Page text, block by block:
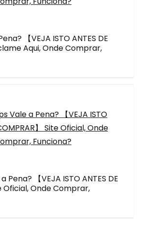
【VEJA ISTO ANTES DE
Aqui, Onde Comprar,
Pena? 【VEJA ISTO ANTES DE
Oficial, Onde Comprar,